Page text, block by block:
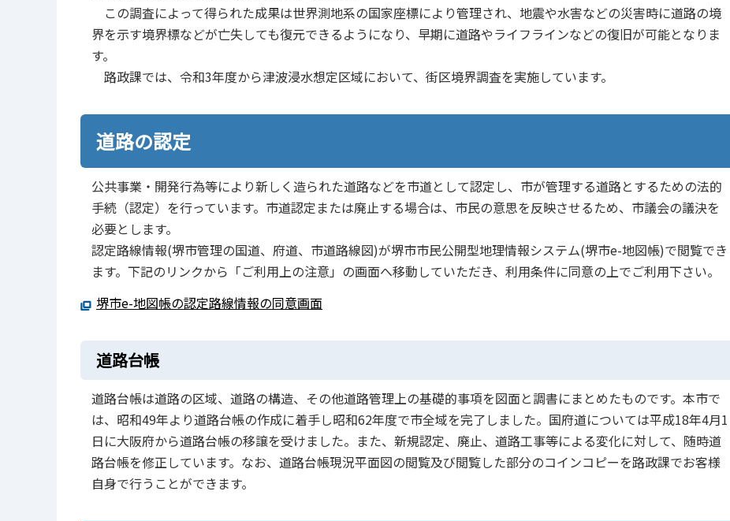
この調査によって得られた成果は世界測地系の国家座標により管理され、地震や水害などの災害時に道路の境
界を示す境界標などが亡失しても復元できるようになり、早期に道路やライフラインなどの復旧が可能となりま
す。
路政課では、令和3年度から津波浸水想定区域において、街区境界調査を実施しています。
道路の認定
公共事業・開発行為等により新しく造られた道路などを市道として認定し、市が管理する道路とするための法的
手続（認定）を行っています。市道認定または廃止する場合は、市民の意思を反映させるため、市議会の議決を
必要とします。
認定路線情報(堺市管理の国道、府道、市道路線図)が堺市市民公開型地理情報システム(堺市e-地図帳)で閲覧でき
ます。下記のリンクから「ご利用上の注意」の画面へ移動していただき、利用条件に同意の上でご利用下さい。
堺市e-地図帳の認定路線情報の同意画面
道路台帳
道路台帳は道路の区域、道路の構造、その他道路管理上の基礎的事項を図面と調書にまとめたものです。本市で
は、昭和49年より道路台帳の作成に着手し昭和62年度で市全域を完了しました。国府道については平成18年4月1
日に大阪府から道路台帳の移譲を受けました。また、新規認定、廃止、道路工事等による変化に対して、随時道
路台帳を修正しています。なお、道路台帳現況平面図の閲覧及び閲覧した部分のコインコピーを路政課でお客様
自身で行うことができます。